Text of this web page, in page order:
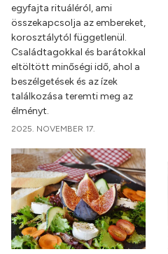
egyfajta rituáléról, ami
összekapcsolja az embereket,
korosztálytól függetlenül.
Családtagokkal és barátokkal
eltöltött minőségi idő, ahol a
beszélgetések és az ízek
találkozása teremti meg az
élményt.
2025. NOVEMBER 17.